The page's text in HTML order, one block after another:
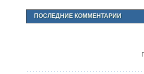
ПОСЛЕДНИЕ КОММЕНТАРИИ